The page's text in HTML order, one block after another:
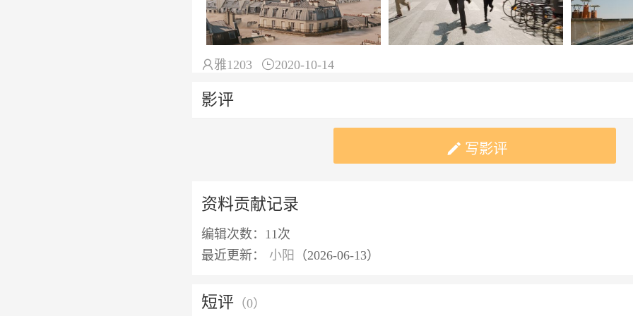
 雅1203 2020-10-14
影评
 写影评
资料贡献记录
编辑次数： 11次
最近更新：
小阳 （2026-06-13）
短评（0）